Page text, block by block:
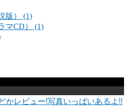
版） (1)
マCD） (1)
かレビュー!写真いっぱいあるよ!!